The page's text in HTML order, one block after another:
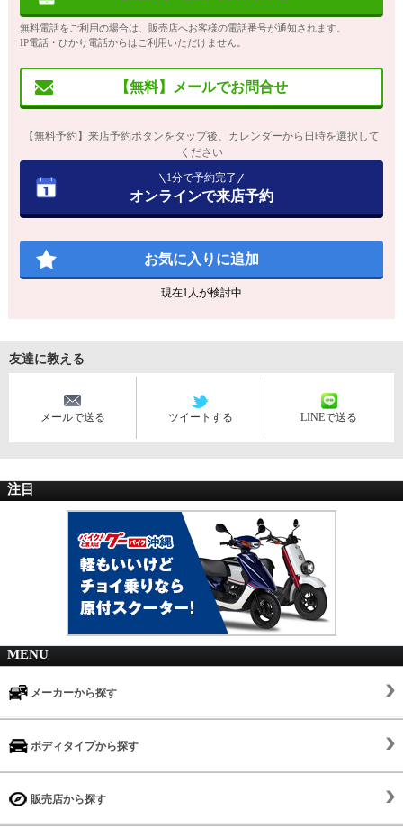
無料電話をご利用の場合は、販売店へお客様の電話番号が通知されます。
IP電話・ひかり電話からはご利用いただけません。
【無料】メールでお問合せ
【無料予約】来店予約ボタンをタップ後、カレンダーから日時を選択して
ください
1分で予約完了
オンラインで来店予約
お気に入りに追加
現在1人が検討中
友達に教える
メールで送る ツイートする LINEで送る
注目
MENU
メーカーから探す
ボディタイプから探す
販売店から探す